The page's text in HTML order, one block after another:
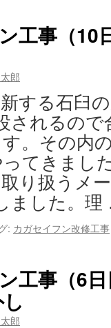
工事（10
郎
する石臼
されるの
。その内
てきまし
り扱うメ
ました。
: カガセイフン改修工事
工事（6
郎